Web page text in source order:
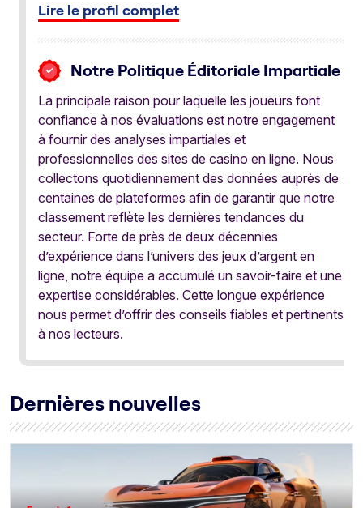
Lire le profil complet
Notre Politique Éditoriale Impartiale
La principale raison pour laquelle les joueurs font
confiance à nos évaluations est notre engagement
à fournir des analyses impartiales et
professionnelles des sites de casino en ligne. Nous
collectons quotidiennement des données auprès de
centaines de plateformes afin de garantir que notre
classement reflète les dernières tendances du
secteur. Forte de près de deux décennies
d’expérience dans l’univers des jeux d’argent en
ligne, notre équipe a accumulé un savoir-faire et une
expertise considérables. Cette longue expérience
nous permet d’offrir des conseils fiables et pertinents
à nos lecteurs.
Dernières nouvelles